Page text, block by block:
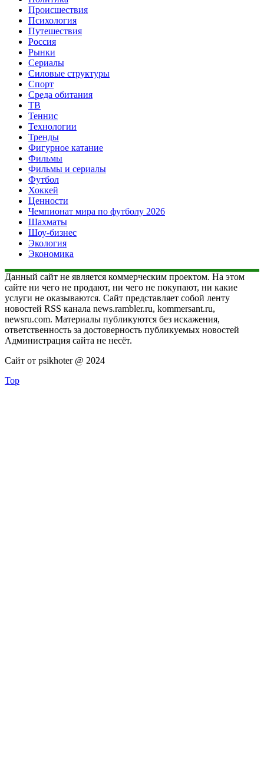
Происшествия
Психология
Путешествия
Россия
Рынки
Сериалы
Силовые структуры
Спорт
Среда обитания
ТВ
Теннис
Технологии
Тренды
Фигурное катание
Фильмы
Фильмы и сериалы
Футбол
Хоккей
Ценности
Чемпионат мира по футболу 2026
Шахматы
Шоу-бизнес
Экология
Экономика
Данный сайт не является коммерческим проектом. На этом
сайте ни чего не продают, ни чего не покупают, ни какие
услуги не оказываются. Сайт представляет собой ленту
новостей RSS канала news.rambler.ru, kommersant.ru,
newsru.com. Материалы публикуются без искажения,
ответственность за достоверность публикуемых новостей
Администрация сайта не несёт.
Сайт от psikhoter @ 2024
Top